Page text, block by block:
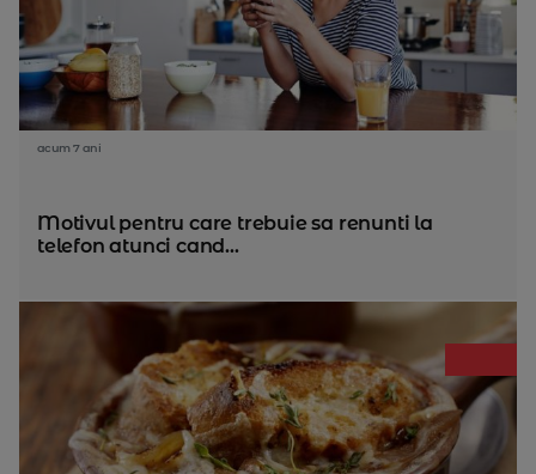
acum 7 ani
Motivul pentru care trebuie sa renunti la
telefon atunci cand...